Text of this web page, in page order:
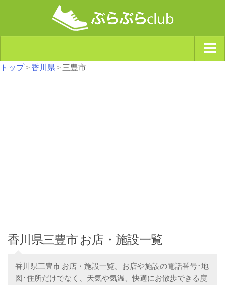
ジャンルから探す
トップ >香川県 > 三豊市
香川県三豊市 お店・施設一覧
香川県三豊市 お店・施設一覧。お店や施設の電話番号･地
図･住所だけでなく、天気や気温、快適にお散歩できる度